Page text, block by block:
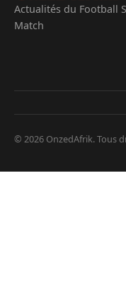
Actualités du Football
Match
© 2026 OnzedAfrik. Tous